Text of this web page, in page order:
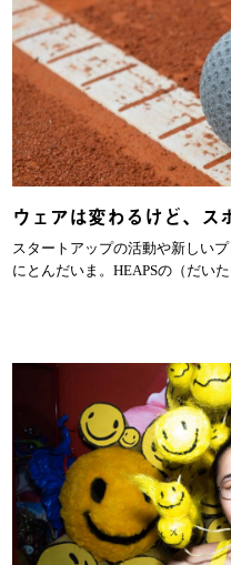
ウェアは変わるけど、ス
スタートアップの活動や新しい
にとんだいま。HEAPSの（だい